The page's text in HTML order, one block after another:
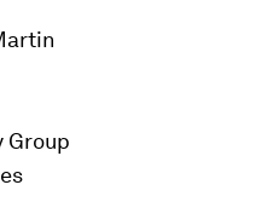
Group